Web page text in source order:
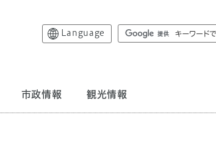
Language
市政情報 観光情報